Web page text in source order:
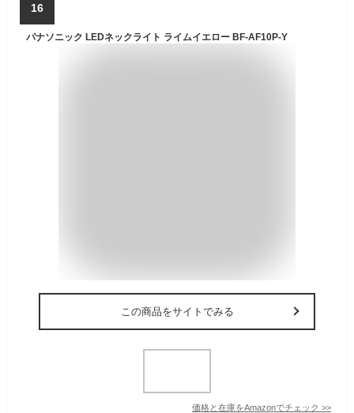
16
パナソニック LEDネックライト ライムイエロー BF-AF10P-Y
この商品をサイトでみる
価格と在庫をAmazonでチェック >>